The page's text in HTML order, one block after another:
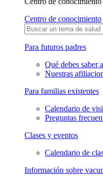
Centro de conocimiento
Para futuros padres
Qué debes saber
Nuestras
Para familias existentes
Calendario de
Preguntas
Clases y eventos
Calendario de
Información sobre